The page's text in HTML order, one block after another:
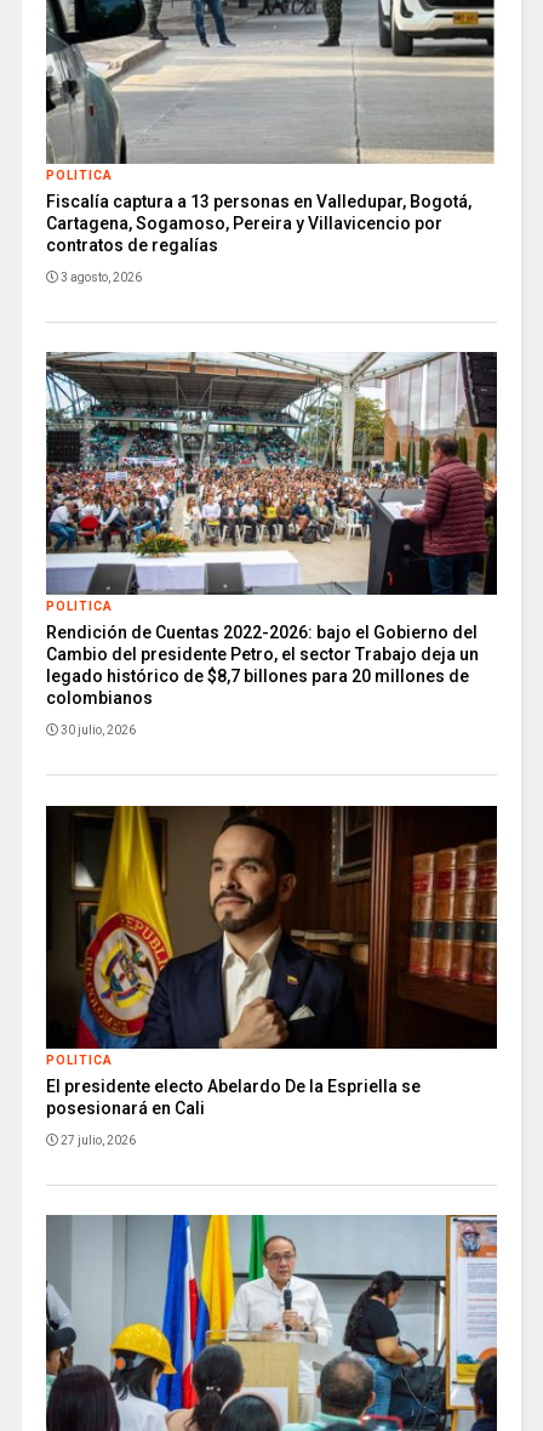
POLITICA
Fiscalía captura a 13 personas en Valledupar, Bogotá,
Cartagena, Sogamoso, Pereira y Villavicencio por
contratos de regalías
3 agosto, 2026
POLITICA
Rendición de Cuentas 2022-2026: bajo el Gobierno del
Cambio del presidente Petro, el sector Trabajo deja un
legado histórico de $8,7 billones para 20 millones de
colombianos
30 julio, 2026
POLITICA
El presidente electo Abelardo De la Espriella se
posesionará en Cali
27 julio, 2026